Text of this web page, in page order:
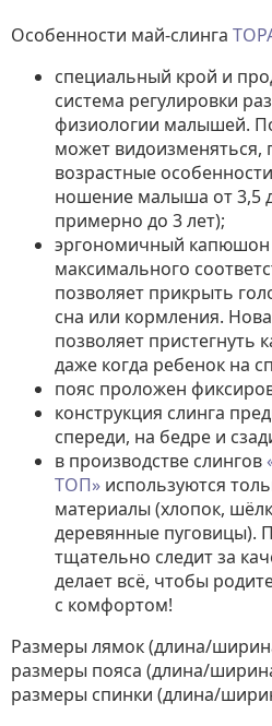
Особенности май-слинга
специальный крой и
система регулировки
физиологии малышей.
может видоизменяться,
возрастные
ношение малыша от 3,5
примерно до 3 лет);
эргономичный капюшон
максимального
позволяет прикрыть
сна или кормления.
позволяет
даже когда ребенок на
пояс проложен
конструкция слинга
спереди, на бедре и
в производстве слингов
ТОП» используются
материалы (хлопок,
деревянные пуговицы).
тщательно следит за
делает всё, чтобы
с комфортом!
Размеры лямок (длина/
размеры пояса (длина/
размеры спинки (длина/